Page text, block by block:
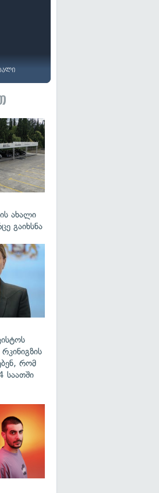
ახალი
გაიხსნა
რომ
საათში